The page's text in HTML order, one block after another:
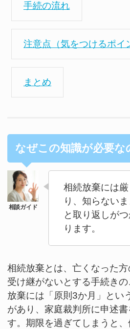
手続の流れ
注意点（気をつけるポイ
まとめ
なぜこの知識が必要な
相続放棄には
り、知らない
と取り返しが
ります。
相続放棄とは、亡くなった
受け継がないとする手続き
放棄には「原則3か月」とい
があり、家庭裁判所に申述
す。期限を過ぎてしまうと